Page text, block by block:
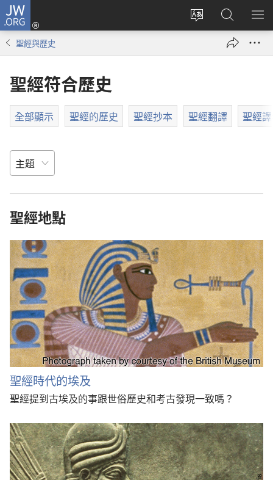
JW.ORG
更
登
入
（開
搜
尋
JW.ORG
顯
聖經與歷史
聖經符合歷史
全部顯示 聖經的歷史 聖經抄本 聖經翻譯 聖經
聖經地點
聖經時代的埃及
聖經提到古埃及的事跟世俗歷史和考古發現一致嗎？